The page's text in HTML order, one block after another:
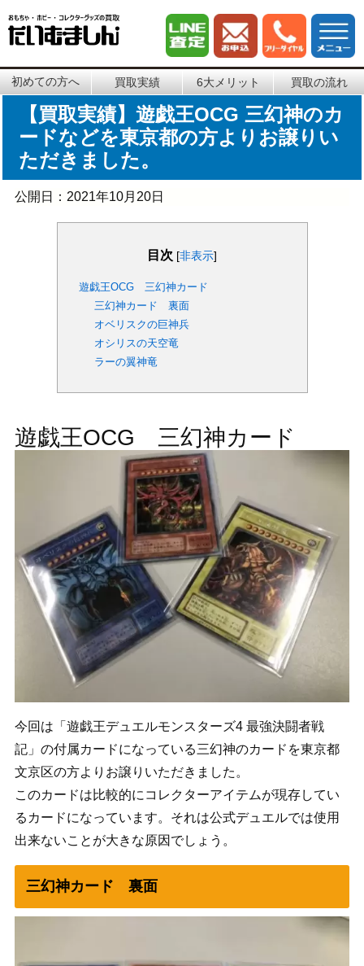
初めての方へ 買取実績 6大メリット 買取の流れ
【買取実績】遊戯王OCG 三幻神のカ
ードなどを東京都の方よりお譲りい
ただきました。
公開日： 2021年10月20日
目次 [非表示]
遊戯王OCG 三幻神カード
三幻神カード 裏面
オベリスクの巨神兵
オシリスの天空竜
ラーの翼神竜
遊戯王OCG 三幻神カード
今回は「遊戯王デュエルモンスターズ4 最強決闘者戦
記」の付属カードになっている三幻神のカードを東京都
文京区の方よりお譲りいただきました。
このカードは比較的にコレクターアイテムが現存してい
るカードになっています。それは公式デュエルでは使用
出来ないことが大きな原因でしょう。
三幻神カード 裏面